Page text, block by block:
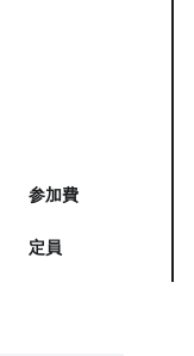
参加費
定員